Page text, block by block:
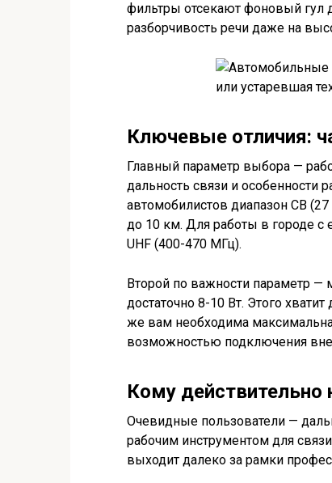
фильтры отсекают фоновый гул
разборчивость речи даже на
Ключевые отличия:
Главный параметр выбора —
дальность связи и особенности
автомобилистов диапазон CB
до 10 км. Для работы в городе с
UHF (400-470 МГц).
Второй по важности параметр —
достаточно 8-10 Вт. Этого
же вам необходима
возможностью подключения
Кому действительно
Очевидные пользователи —
рабочим инструментом для
выходит далеко за рамки